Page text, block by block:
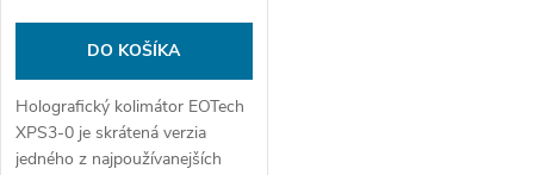
DO KOŠÍKA
Holografický kolimátor EOTech
XPS3-0 je skrátená verzia
jedného z najpoužívanejších